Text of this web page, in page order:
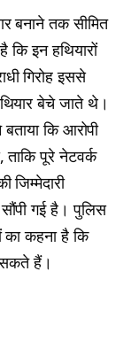
बनाने तक सीमित
कि इन हथियारों
गिरोह इससे
बेचे जाते थे।
कि आरोपी
पूरे नेटवर्क
गई है। पुलिस
का कहना है कि
हैं।